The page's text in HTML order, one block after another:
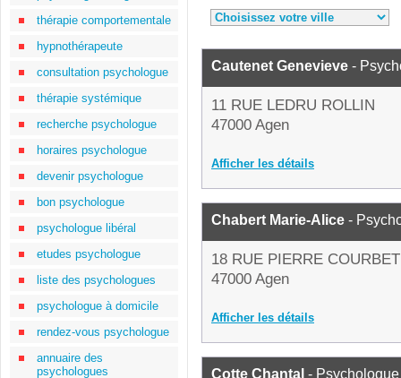
thérapie comportementale
hypnothérapeute
consultation psychologue
thérapie systémique
recherche psychologue
horaires psychologue
devenir psychologue
bon psychologue
psychologue libéral
etudes psychologue
liste des psychologues
psychologue à domicile
rendez-vous psychologue
annuaire des
psychologues
Cautenet Genevieve -
11 RUE LEDRU ROLLIN
47000 Agen
Afficher les détails
Chabert Marie-Alice -
18 RUE PIERRE COURBET
47000 Agen
Afficher les détails
Cotte Chantal - Psychologue